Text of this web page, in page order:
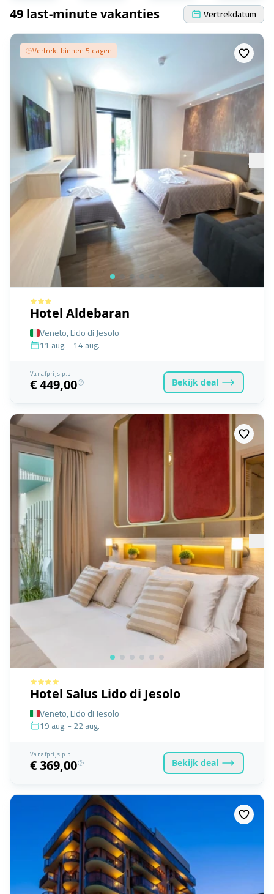
49 last-minute vakanties Vertrekdatum
Vertrekt binnen 5 dagen
Hotel Aldebaran
Veneto, Lido di Jesolo
11 aug. - 14 aug.
Vanafprijs p.p.
€ 449,00 Bekijk deal
Hotel Salus Lido di Jesolo
Veneto, Lido di Jesolo
19 aug. - 22 aug.
Vanafprijs p.p.
€ 369,00 Bekijk deal